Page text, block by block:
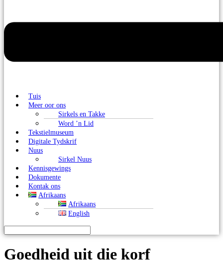
Tuis
Meer oor ons
Sirkels en Takke
Word ’n Lid
Tekstielmuseum
Digitale Tydskrif
Nuus
Sirkel Nuus
Kennisgewings
Dokumente
Kontak ons
Afrikaans
Afrikaans
English
Goedheid uit die korf